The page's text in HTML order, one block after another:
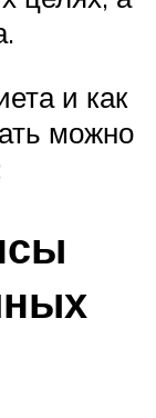
и как
можно